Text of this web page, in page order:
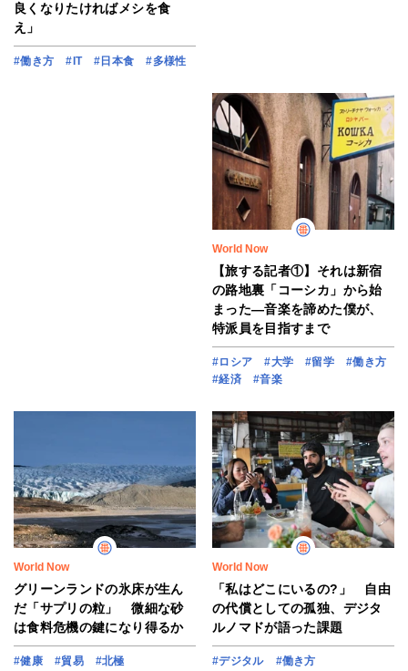
良くなりたければメシを食
え」
#働き方 #IT #日本食 #多様性
World Now
【旅する記者①】それは新宿
の路地裏「コーシカ」から始
まった―音楽を諦めた僕が、
特派員を目指すまで
#ロシア #大学 #留学
#働き方
#経済
#音楽
World Now
グリーンランドの氷床が生ん
だ「サプリの粒」 微細な砂
は食料危機の鍵になり得るか
#健康 #貿易
#北極
World Now
「私はどこにいるの?」 自由
の代償としての孤独、デジタ
ルノマドが語った課題
#デジタル #働き方